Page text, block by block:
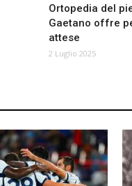
Ortopedia del
Gaetano offre
attese
2 Luglio 2025